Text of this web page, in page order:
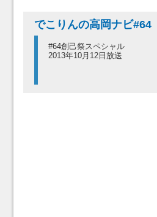
でこりんの高岡ナビ#64
#64創己祭スペシャル
2013年10月12日放送